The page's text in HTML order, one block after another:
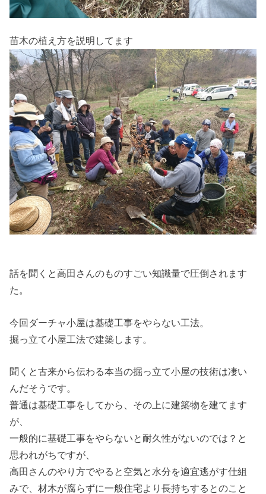
苗木の植え方を説明してます
話を聞くと高田さんのものすごい知識量で圧倒されます
た。
今回ダーチャ小屋は基礎工事をやらない工法。
掘っ立て小屋工法で建築します。
聞くと古来から伝わる本当の掘っ立て小屋の技術は凄い
んだそうです。
普通は基礎工事をしてから、その上に建築物を建てます
が、
一般的に基礎工事をやらないと耐久性がないのでは？と
思われがちですが、
高田さんのやり方でやると空気と水分を適宜逃がす仕組
みで、材木が腐らずに一般住宅より長持ちするとのこと